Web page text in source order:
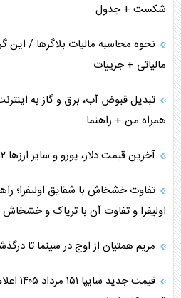
شکست + جدول
نحوه محاسبه مالیات بلاگر‌ها / این
مالیاتی + جزییات
تبدیل قبوض آب، برق و گاز به
همراه من + راهنما
آخرین قیمت دلار، یورو و سایر ارز‌ها ۱۲ مرداد ۱۴۰۵ / جدول
تفاوت خشخاش با شقایق اولیفرا؛
اولیفرا و تفاوت آن با تریاک و
مریم همتیان از اوج در سینما تا
قیمت